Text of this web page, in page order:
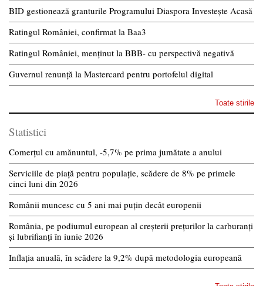
BID gestionează granturile Programului Diaspora Investește Acasă
Ratingul României, confirmat la Baa3
Ratingul României, menținut la BBB- cu perspectivă negativă
Guvernul renunță la Mastercard pentru portofelul digital
Toate stirile
Statistici
Comerțul cu amănuntul, -5,7% pe prima jumătate a anului
Serviciile de piață pentru populație, scădere de 8% pe primele
cinci luni din 2026
Românii muncesc cu 5 ani mai puțin decât europenii
România, pe podiumul european al creșterii prețurilor la carburanți
și lubrifianți în iunie 2026
Inflația anuală, în scădere la 9,2% după metodologia europeană